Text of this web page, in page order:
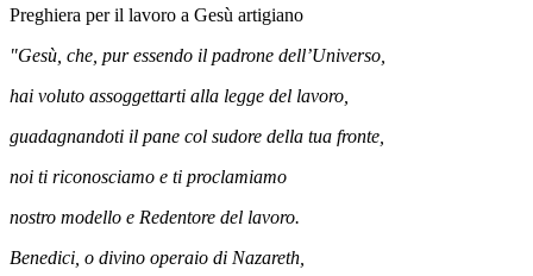
Preghiera per il lavoro a Gesù artigiano
"Gesù, che, pur essendo il padrone dell’Universo,
hai voluto assoggettarti alla legge del lavoro,
guadagnandoti il pane col sudore della tua fronte,
noi ti riconosciamo e ti proclamiamo
nostro modello e Redentore del lavoro.
Benedici, o divino operaio di Nazareth,